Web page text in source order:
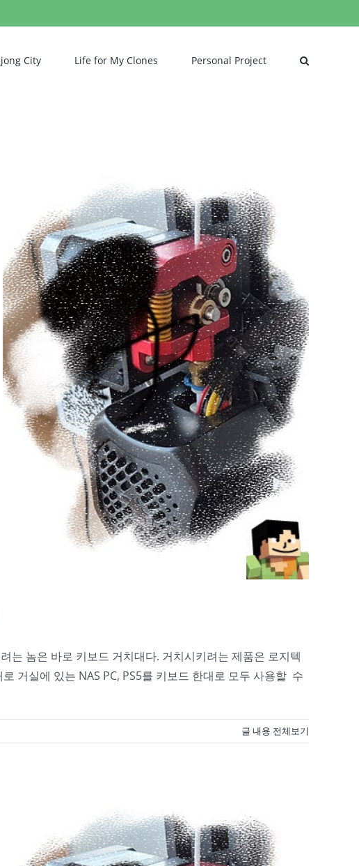
City Life for My Clones Personal Project
는 놈은 바로 키보드 거치대다. 거치시키려는 제품은 로지텍
거실에 있는 NAS PC, PS5를 키보드 한대로 모두 사용할 수
글 내용 전체보기